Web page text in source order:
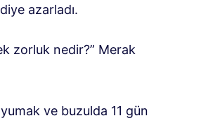
azarladı.
zorluk nedir?” Merak
ve buzulda 11 gün